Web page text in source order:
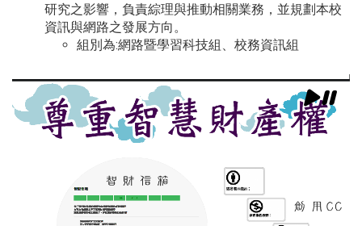
研究之影響，負責綜理與推動相關業務，並規劃本校
資訊與網路之發展方向。
組別為:網路暨學習科技組、校務資訊組